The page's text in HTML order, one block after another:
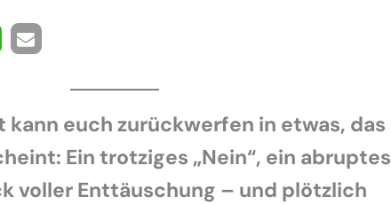
kann euch zurückwerfen in etwas, das
Ein trotziges „Nein“, ein abruptes
voller Enttäuschung – und plötzlich